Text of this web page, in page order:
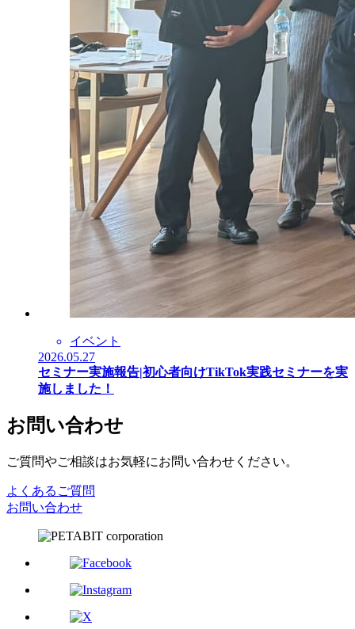
イベント
2026.05.27
セミナー実施報告|初心者向けTikTok実践セミナーを実
施しました！
お問い合わせ
ご質問やご相談はお気軽にお問い合わせください。
よくあるご質問
お問い合わせ